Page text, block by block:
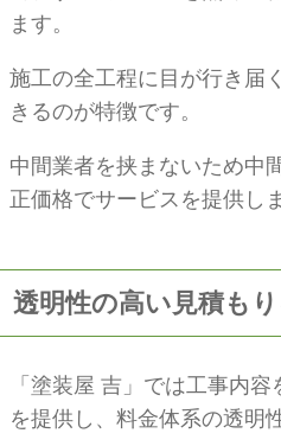
ます。
施工の全工程に目が行き届
きるのが特徴です。
中間業者を挟まないため中
正価格でサービスを提供し
透明性の高い見積も
「塗装屋 吉」では工事内
を提供し、料金体系の透明